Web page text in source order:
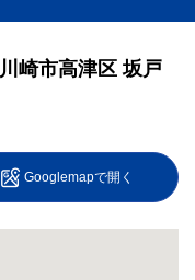
川崎市高津区 坂戸
Googlemapで開く